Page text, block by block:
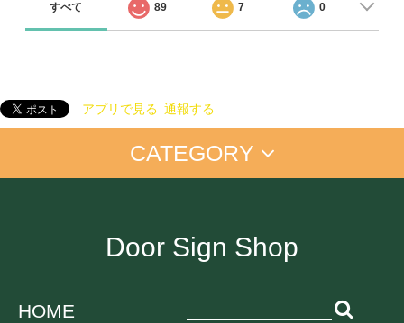
すべて 89 7 0
アプリで見る 通報する
CATEGORY
アイム ドラえもん 手書きプレート
お仕事に 店舗向け ご自宅に
Door Sign Shop
HOME